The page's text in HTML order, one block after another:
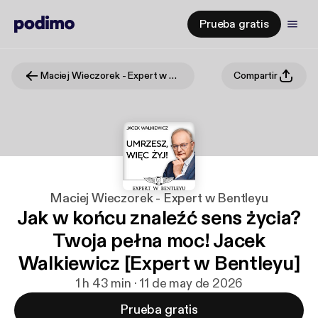
Prueba gratis
Maciej Wieczorek - Expert w Bentleyu Compartir
Maciej Wieczorek - Expert w Bentleyu
Jak w końcu znaleźć sens życia?
Twoja pełna moc! Jacek
Walkiewicz [Expert w Bentleyu]
1 h 43 min · 11 de may de 2026
Prueba gratis